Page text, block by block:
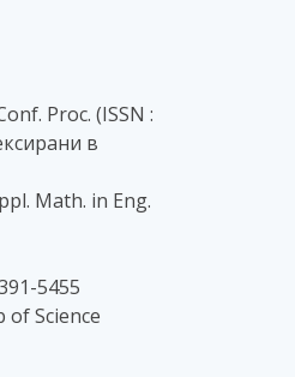
Proc. (ISSN :
в
Math. in Eng.
5455
of Science